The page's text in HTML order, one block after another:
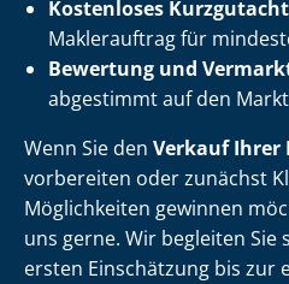
Kostenloses
Maklerauftrag für
Bewertung und
abgestimmt auf den Markt
Wenn Sie den Verkauf Ihrer
vorbereiten oder zunächst
Möglichkeiten gewinnen
uns gerne. Wir begleiten
ersten Einschätzung bis zur